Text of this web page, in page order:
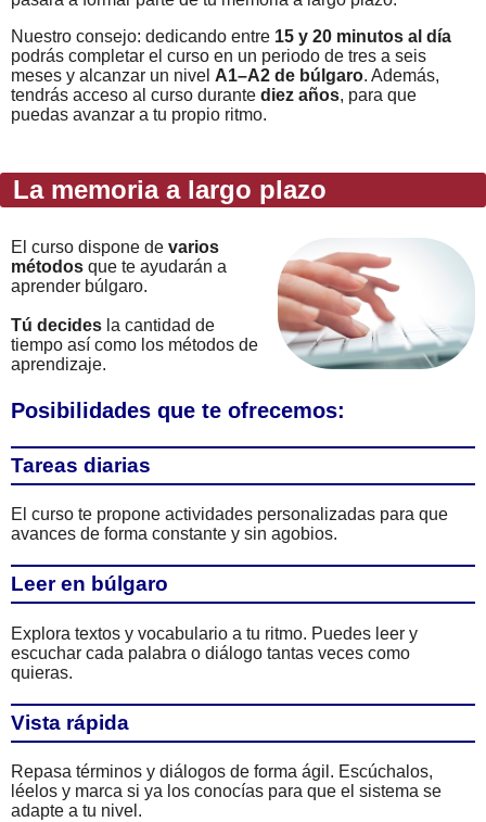
Nuestro consejo: dedicando entre 15 y 20 minutos al día
podrás completar el curso en un periodo de tres a seis
meses y alcanzar un nivel A1–A2 de búlgaro. Además,
tendrás acceso al curso durante diez años, para que
puedas avanzar a tu propio ritmo.
La memoria a largo plazo
El curso dispone de varios
métodos que te ayudarán a
aprender búlgaro.
Tú decides la cantidad de
tiempo así como los métodos de
aprendizaje.
Posibilidades que te ofrecemos:
Tareas diarias
El curso te propone actividades personalizadas para que
avances de forma constante y sin agobios.
Leer en búlgaro
Explora textos y vocabulario a tu ritmo. Puedes leer y
escuchar cada palabra o diálogo tantas veces como
quieras.
Vista rápida
Repasa términos y diálogos de forma ágil. Escúchalos,
léelos y marca si ya los conocías para que el sistema se
adapte a tu nivel.